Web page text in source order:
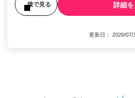
後で見る 詳細
更新日： 2026/